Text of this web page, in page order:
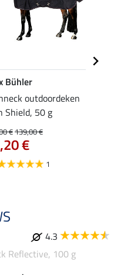
Bühler
outdoordeken
Shield, 50 g
€139,00 €
€
1
4.3
Reflective, 100 g